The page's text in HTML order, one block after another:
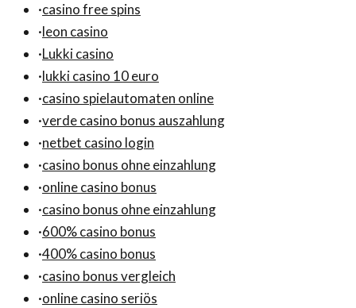
·casino free spins
·leon casino
·Lukki casino
·lukki casino 10 euro
·casino spielautomaten online
·verde casino bonus auszahlung
·netbet casino login
·casino bonus ohne einzahlung
·online casino bonus
·casino bonus ohne einzahlung
·600% casino bonus
·400% casino bonus
·casino bonus vergleich
·online casino seriös